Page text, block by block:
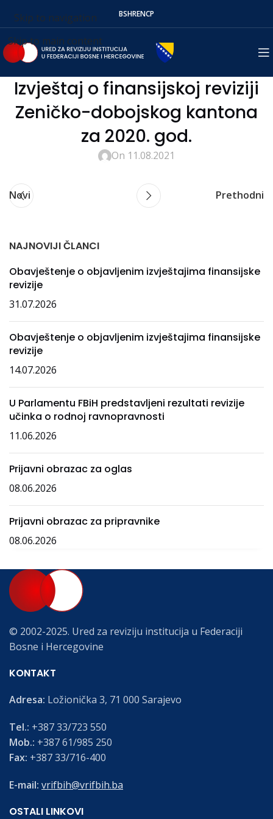
Skip to navigation
Skip to main content
BSHRENСР
Izvještaj o finansijskoj reviziji
Zeničko-dobojskog kantona
za 2020. god.
On 11.08.2021
Novi Prethodni
NAJNOVIJI ČLANCI
Obavještenje o objavljenim izvještajima finansijske
revizije
31.07.2026
Obavještenje o objavljenim izvještajima finansijske
revizije
14.07.2026
U Parlamentu FBiH predstavljeni rezultati revizije
učinka o rodnoj ravnopravnosti
11.06.2026
Prijavni obrazac za oglas
08.06.2026
Prijavni obrazac za pripravnike
08.06.2026
© 2002-2025. Ured za reviziju institucija u Federaciji
Bosne i Hercegovine
KONTAKT
Adresa: Ložionička 3, 71 000 Sarajevo
Tel.: +387 33/723 550
Mob.: +387 61/985 250
Fax: +387 33/716-400
E-mail: vrifbih@vrifbih.ba
OSTALI LINKOVI